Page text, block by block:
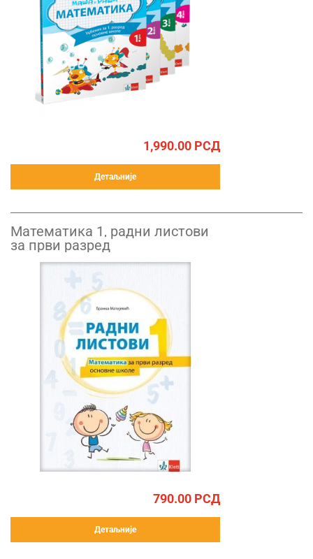
1,990.00 РСД
Детаљније
Математика 1, радни листови
за први разред
790.00 РСД
Детаљније